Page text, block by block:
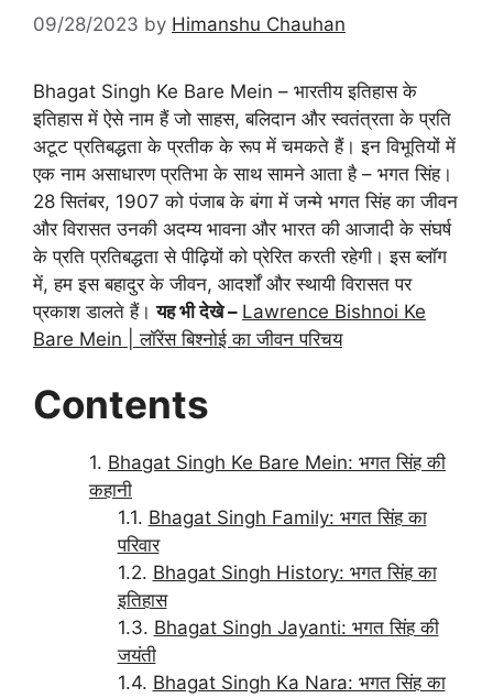
09/28/2023 by Himanshu Chauhan
Bhagat Singh Ke Bare Mein – भारतीय इतिहास के
इतिहास में ऐसे नाम हैं जो साहस, बलिदान और स्वतंत्रता के प्रति
अटूट प्रतिबद्धता के प्रतीक के रूप में चमकते हैं। इन विभूतियों में
एक नाम असाधारण प्रतिभा के साथ सामने आता है – भगत सिंह।
28 सितंबर, 1907 को पंजाब के बंगा में जन्मे भगत सिंह का जीवन
और विरासत उनकी अदम्य भावना और भारत की आजादी के संघर्ष
के प्रति प्रतिबद्धता से पीढ़ियों को प्रेरित करती रहेगी। इस ब्लॉग
में, हम इस बहादुर के जीवन, आदर्शों और स्थायी विरासत पर
प्रकाश डालते हैं।यह भी देखे – Lawrence Bishnoi Ke
Bare Mein | लॉरेंस बिश्नोई का जीवन परिचय
Contents
Bhagat Singh Ke Bare Mein: भगत सिंह की
कहानी
Bhagat Singh Family: भगत सिंह का
परिवार
Bhagat Singh History: भगत सिंह का
इतिहास
Bhagat Singh Jayanti: भगत सिंह की
जयंती
Bhagat Singh Ka Nara: भगत सिंह का